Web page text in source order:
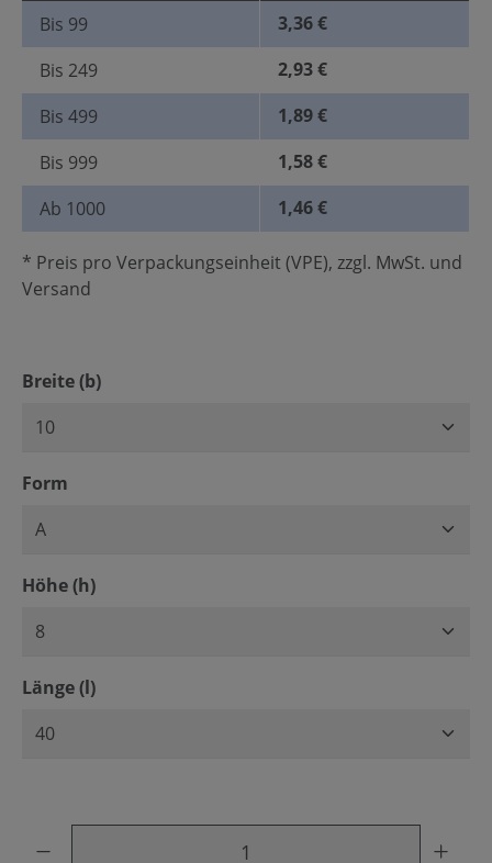
Bis 99
3,36 €
Bis 249
2,93 €
Bis 499
1,89 €
Bis 999
1,58 €
Ab 1000 1,46 €
* Preis pro Verpackungseinheit (VPE), zzgl. MwSt. und
Versand
Breite (b)auswählen
Form
Höhe (h)auswählen
Länge (l)auswählen